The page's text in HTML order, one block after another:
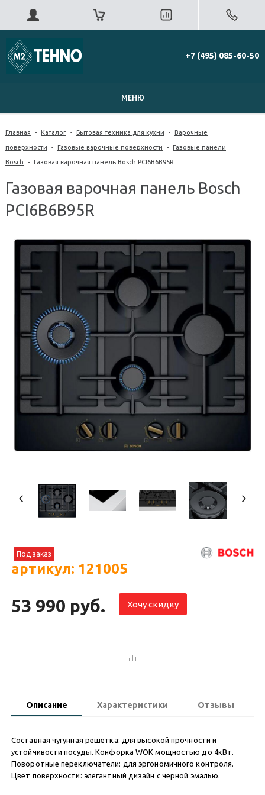
+7 (495) 085-60-50
МЕНЮ
Главная - Каталог - Бытовая техника для кухни - Варочные
поверхности - Газовые варочные поверхности - Газовые панели
Bosch - Газовая варочная панель Bosch PCI6B6B95R
Газовая варочная панель Bosch
PCI6B6B95R
Под заказ
артикул: 121005
53 990 руб. Хочу скидку
Описание Характеристики Отзывы
Составная чугунная решетка: для высокой прочности и
устойчивости посуды. Конфорка WOK мощностью до 4кВт.
Поворотные переключатели: для эргономичного контроля.
Цвет поверхности: элегантный дизайн с черной эмалью.